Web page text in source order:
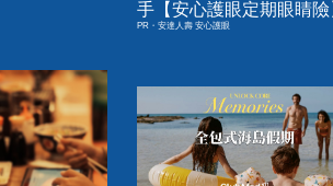
手【安心護眼定期眼睛險
PR・安達人壽 安心護眼